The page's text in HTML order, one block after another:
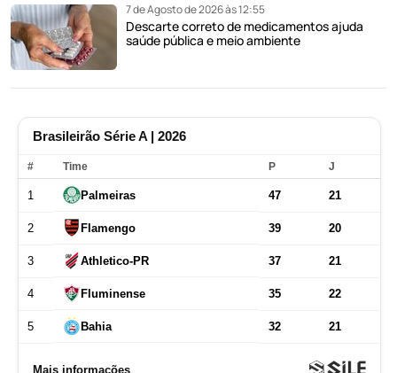
7 de Agosto de 2026 às 12:55
Descarte correto de medicamentos ajuda
saúde pública e meio ambiente